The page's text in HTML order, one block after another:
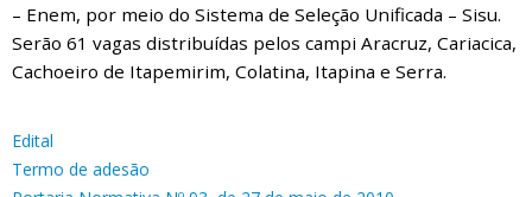
– Enem, por meio do Sistema de Seleção Unificada – Sisu.
Serão 61 vagas distribuídas pelos campi Aracruz, Cariacica,
Cachoeiro de Itapemirim, Colatina, Itapina e Serra.
Edital
Termo de adesão